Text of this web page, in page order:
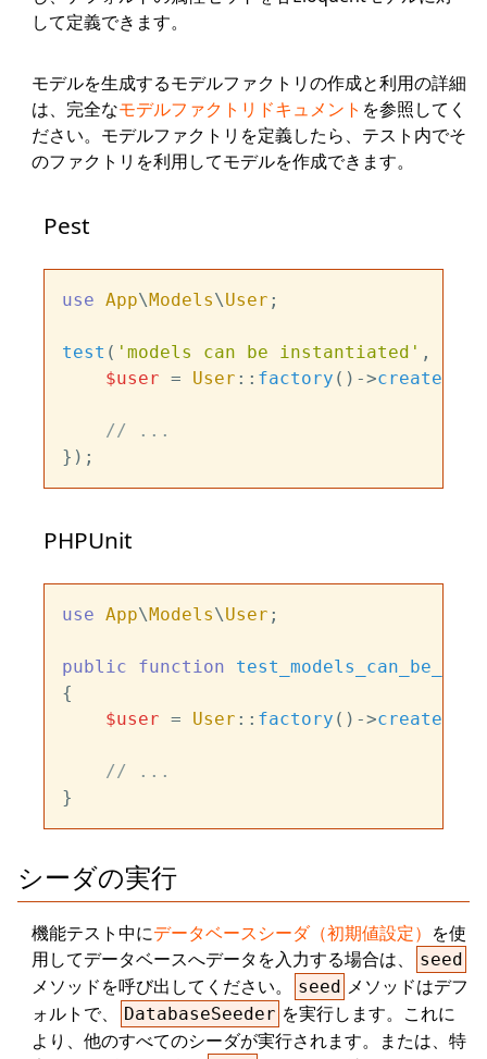
して定義できます。
モデルを生成するモデルファクトリの作成と利用の詳細
は、完全なモデルファクトリドキュメント を参照してく
ださい。モデルファクトリを定義したら、テスト内でそ
のファクトリを利用してモデルを作成できます。
Pest
use App\Models\User ;
test ( 'models can be instantiated' ,
$user = User :: factory ()->create
// ...
PHPUnit
use App\Models\User ;
public function
{
$user = User :: factory ()->create
// ...
シーダの実行
機能テスト中にデータベースシーダ（初期値設定） を使
用してデータベースへデータを入力する場合は、
seed
メソッドを呼び出してください。 seed メソッドはデフ
ォルトで、
DatabaseSeeder を実行します。これに
より、他のすべてのシーダが実行されます。または、特